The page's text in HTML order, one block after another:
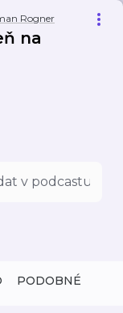
Rogner
na
PODOBNÉ